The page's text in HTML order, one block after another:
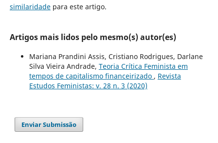
similaridadepara este artigo.
Artigos mais lidos pelo mesmo(s) autor(es)
Mariana Prandini Assis, Cristiano Rodrigues, Darlane
Silva Vieira Andrade, Teoria Crítica Feminista em
tempos de capitalismo financeirizado , Revista
Estudos Feministas: v. 28 n. 3 (2020)
Enviar Submissão